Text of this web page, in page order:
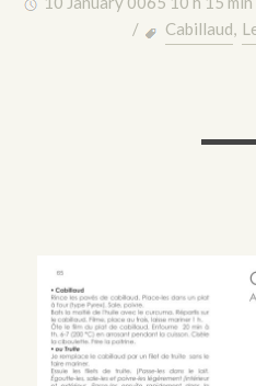
/
Cabillaud,